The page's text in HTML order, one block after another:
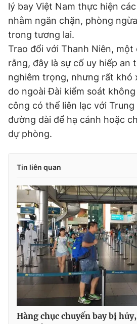
lý bay Việt Nam thực hiện
nhằm ngăn chặn, phòng
trong tương lai.
Trao đổi với Thanh Niên,
rằng, đây là sự cố uy hiếp an
nghiêm trọng, nhưng rất khó
do ngoài Đài kiểm soát
công có thể liên lạc với
đường dài để hạ cánh hoặc
dự phòng.
Tin liên quan
Hàng chục chuyến bay bị